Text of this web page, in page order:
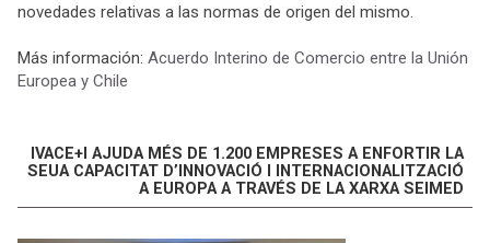
novedades relativas a las normas de origen del mismo.
Más información: Acuerdo Interino de Comercio entre la Unión
Europea y Chile
IVACE+I AJUDA MÉS DE 1.200 EMPRESES A ENFORTIR LA
SEUA CAPACITAT D’INNOVACIÓ I INTERNACIONALITZACIÓ
A EUROPA A TRAVÉS DE LA XARXA SEIMED